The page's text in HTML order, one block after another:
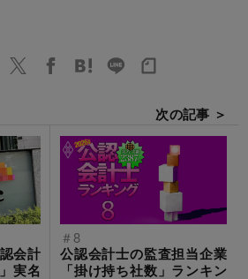
会計
実名
次の記事 ＞
＃8
公認会計士の監査担当企業
「掛け持ち社数」ランキン